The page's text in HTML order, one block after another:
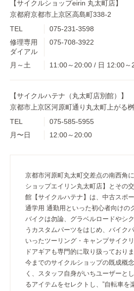
【サイクルショップeirin 丸太町店】
京都府京都市上京区高島町338-2
TEL
075-231-3598
修理専用
ダイアル
075-708-3922
月～土 11:00～20:00 / 日 12:00～
【サイクルハテナ（丸太町店別館）】
京都市上京区河原町通り丸太町上がる
TEL
075-585-5955
月〜日
12:00～20:00
京都市河原町丸太町交差点の南西角
ショップエイリン丸太町店】とその
館【サイクルハテナ】は、中古スポ
通学用 通勤用といった初心者向けの
バイクは勿論、グラベルロードやシ
うカスタムパーツをはじめ、バイク
いったツーリング・キャンプサイク
ドアギアも専門的に取り扱っておりま
今までのサイクルショップの既成概
く、スタッフ自身がいちユーザーと
るアイテムをセレクトし、”自転車を